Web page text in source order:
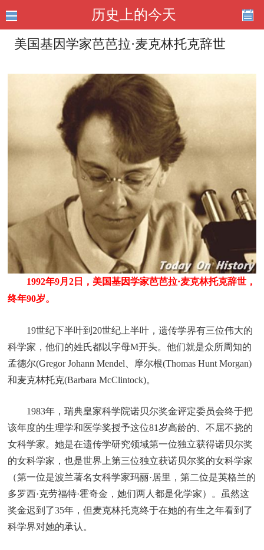
历史上的今天
美国基因学家芭芭拉·麦克林托克辞世
1992年9月2日，美国基因学家芭芭拉·麦克林托克辞世，
终年90岁。
19世纪下半叶到20世纪上半叶，遗传学界有三位伟大的
科学家，他们的姓氏都以字母M开头。他们就是众所周知的
孟德尔(Gregor Johann Mendel、摩尔根(Thomas Hunt Morgan)
和麦克林托克(Barbara McClintock)。
1983年，瑞典皇家科学院诺贝尔奖金评定委员会终于把
该年度的生理学和医学奖授予这位81岁高龄的、不屈不挠的
女科学家。她是在遗传学研究领域第一位独立获得诺贝尔奖
的女科学家，也是世界上第三位独立获诺贝尔奖的女科学家
（第一位是波兰著名女科学家玛丽·居里，第二位是英格兰的
多罗西·克劳福特·霍奇金，她们两人都是化学家）。虽然这
奖金迟到了35年，但麦克林托克终于在她的有生之年看到了
科学界对她的承认。